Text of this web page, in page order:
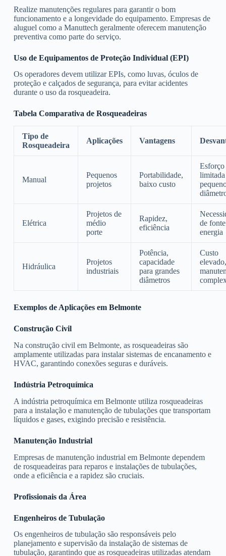
Realize manutenções regulares para garantir o bom
funcionamento e a longevidade do equipamento. Empresas de
aluguel como a Manuttech geralmente oferecem manutenção
preventiva como parte do serviço.
Uso de Equipamentos de Proteção Individual (EPI)
Os operadores devem utilizar EPIs, como luvas, óculos de
proteção e calçados de segurança, para evitar acidentes
durante o uso da rosqueadeira.
Tabela Comparativa de Rosqueadeiras
Tipo de
Rosqueadeira
Aplicações Vantagens
Manual
Pequenos
projetos
Portabilidade,
baixo custo
limitada
Elétrica
Projetos de
médio
porte
Rapidez,
eficiência
de
energia
Hidráulica
Projetos
industriais
Potência,
capacidade
para grandes
diâmetros
Custo
elevado,
Exemplos de Aplicações em Belmonte
Construção Civil
Na construção civil em Belmonte, as rosqueadeiras são
amplamente utilizadas para instalar sistemas de encanamento e
HVAC, garantindo conexões seguras e duráveis.
Indústria Petroquímica
A indústria petroquímica em Belmonte utiliza rosqueadeiras
para a instalação e manutenção de tubulações que transportam
líquidos e gases, exigindo precisão e resistência.
Manutenção Industrial
Empresas de manutenção industrial em Belmonte dependem
de rosqueadeiras para reparos e instalações de tubulações,
onde a eficiência e a rapidez são cruciais.
Profissionais da Área
Engenheiros de Tubulação
Os engenheiros de tubulação são responsáveis pelo
planejamento e supervisão da instalação de sistemas de
tubulação, garantindo que as rosqueadeiras utilizadas atendam